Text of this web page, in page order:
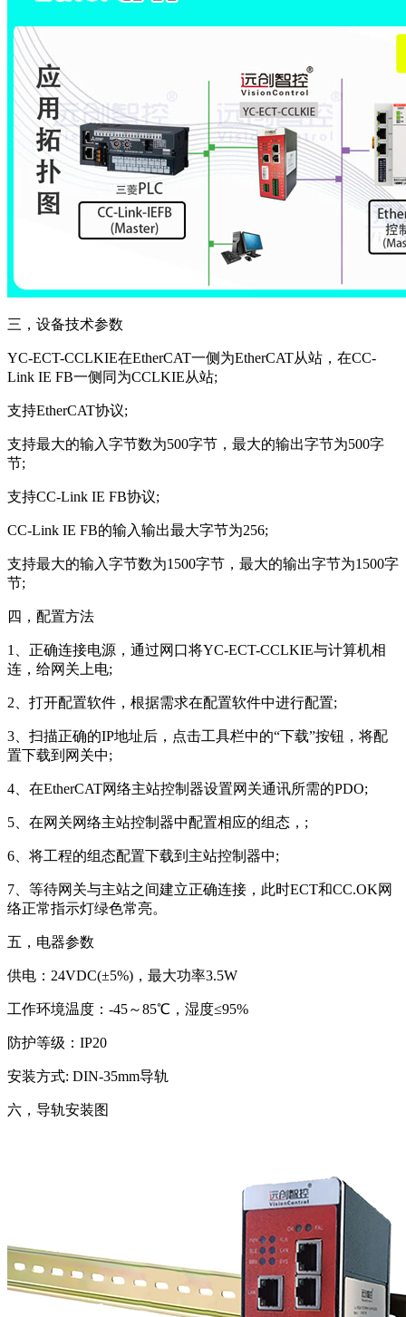
三，设备技术参数
YC-ECT-CCLKIE在EtherCAT一侧为EtherCAT从站，在CC-
Link IE FB一侧同为CCLKIE从站;
支持EtherCAT协议;
支持最大的输入字节数为500字节，最大的输出字节为500字
节;
支持CC-Link IE FB协议;
CC-Link IE FB的输入输出最大字节为256;
支持最大的输入字节数为1500字节，最大的输出字节为1500字
节;
四，配置方法
1、正确连接电源，通过网口将YC-ECT-CCLKIE与计算机相
连，给网关上电;
2、打开配置软件，根据需求在配置软件中进行配置;
3、扫描正确的IP地址后，点击工具栏中的“下载”按钮，将配
置下载到网关中;
4、在EtherCAT网络主站控制器设置网关通讯所需的PDO;
5、在网关网络主站控制器中配置相应的组态，;
6、将工程的组态配置下载到主站控制器中;
7、等待网关与主站之间建立正确连接，此时ECT和CC.OK网
络正常指示灯绿色常亮。
五，电器参数
供电：24VDC(±5%)，最大功率3.5W
工作环境温度：-45～85℃，湿度≤95%
防护等级：IP20
安装方式: DIN-35mm导轨
六，导轨安装图